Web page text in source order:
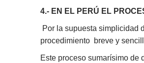
4.- EN EL PERÚ EL
Por la supuesta simplicidad
procedimiento breve y
Este proceso sumarísimo de